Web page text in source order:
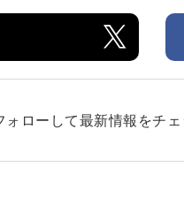
ローして最新情報をチェ